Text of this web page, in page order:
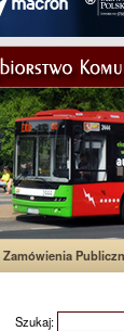
Zamówienia
Szukaj: